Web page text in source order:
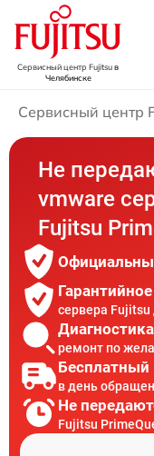
Сервисный центр Fujitsuв
Челябинске
Сервисный центр
Не
vmware
Fujitsu
сервера Fujitsu
ремонт по
Бесплатный
в день
Не
Fujitsu